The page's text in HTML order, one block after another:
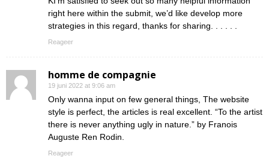
right here within the submit, we’d like develop more
strategies in this regard, thanks for sharing. . . . . .
Reageer
homme de compagnie
19 juni 2022 at 9:06 am
Only wanna input on few general things, The website
style is perfect, the articles is real excellent. “To the artist
there is never anything ugly in nature.” by Franois
Auguste Ren Rodin.
Reageer